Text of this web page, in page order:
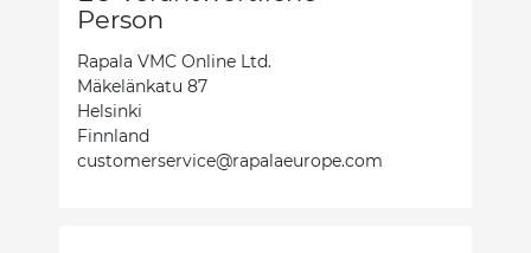
Person
Rapala VMC Online Ltd.
Mäkelänkatu 87
Helsinki
Finnland
customerservice@rapalaeurope.com